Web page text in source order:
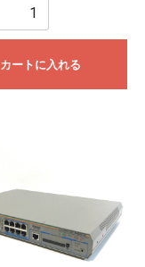
カートに入れる